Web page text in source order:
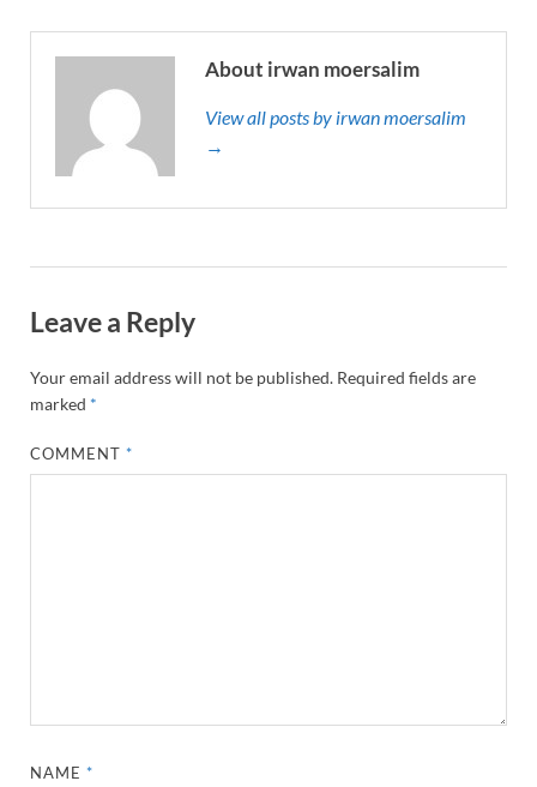
About irwan moersalim
View all posts by irwan moersalim
→
Leave a Reply
Your email address will not be published. Required fields are
marked *
COMMENT*
NAME*